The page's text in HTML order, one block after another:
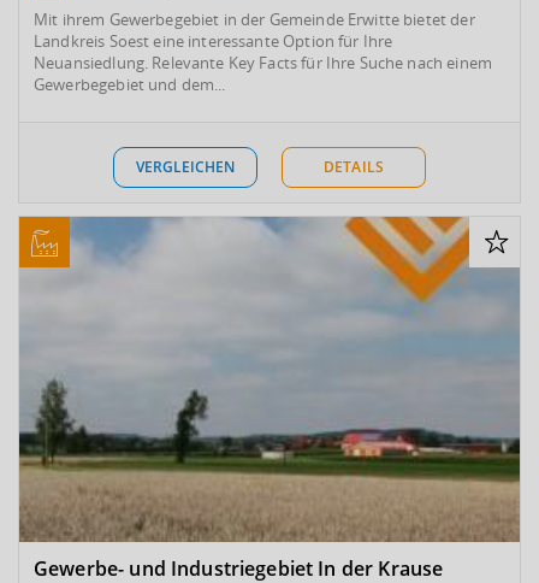
Mit ihrem Gewerbegebiet in der Gemeinde Erwitte bietet der
Landkreis Soest eine interessante Option für Ihre
Neuansiedlung. Relevante Key Facts für Ihre Suche nach einem
Gewerbegebiet und dem...
VERGLEICHEN DETAILS
Gewerbe- und Industriegebiet In der Krause